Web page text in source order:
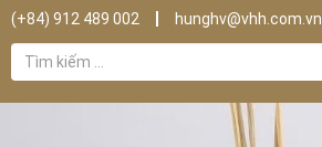
(+84) 912 489 002
hunghv@vhh.com.vn
Tìm
kiếm
cho: